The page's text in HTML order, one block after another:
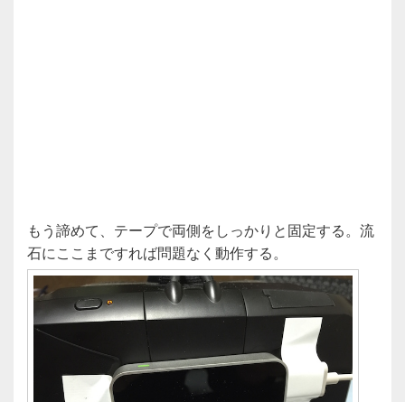
もう諦めて、テープで両側をしっかりと固定する。流
石にここまですれば問題なく動作する。